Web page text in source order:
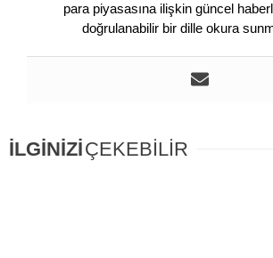
para piyasasına ilişkin güncel
doğrulanabilir bir dille okura
İLGİNİZİÇEKEBİLİR